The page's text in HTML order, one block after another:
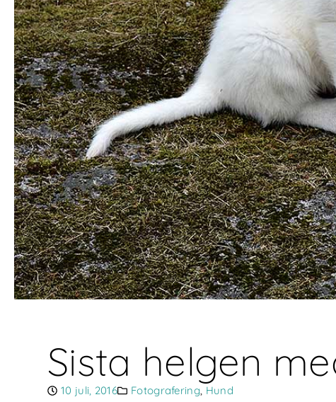
Sista helgen
10 juli, 2016 Fotografering, Hund